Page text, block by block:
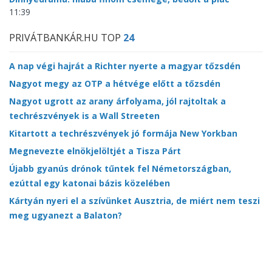
11:39
PRIVÁTBANKÁR.HU TOP 24
A nap végi hajrát a Richter nyerte a magyar tőzsdén
Nagyot megy az OTP a hétvége előtt a tőzsdén
Nagyot ugrott az arany árfolyama, jól rajtoltak a
techrészvények is a Wall Streeten
Kitartott a techrészvények jó formája New Yorkban
Megnevezte elnökjelöltjét a Tisza Párt
Újabb gyanús drónok tűntek fel Németországban,
ezúttal egy katonai bázis közelében
Kártyán nyeri el a szívünket Ausztria, de miért nem teszi
meg ugyanezt a Balaton?